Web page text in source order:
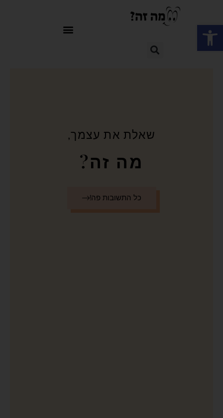
פתח סרגל נגישות
שאלת את עצמך,
מה זה?
כל התשובות פה!